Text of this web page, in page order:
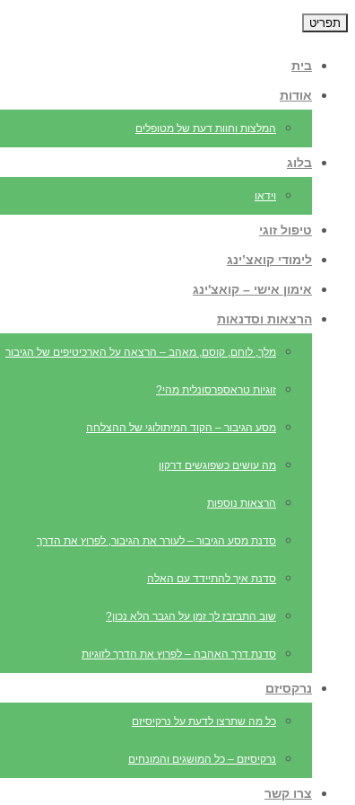
תפריט
בית
אודות
המלצות וחוות דעת של מטופלים
בלוג
וידאו
טיפול זוגי
לימודי קואצ’ינג
אימון אישי – קואצ'ינג
הרצאות וסדנאות
מלך, לוחם, קוסם, מאהב – הרצאה על הארכיטיפים של הגיבור
זוגיות טראספרסונלית מהי?
מסע הגיבור – הקוד המיתולוגי של ההצלחה
מה עושים כשפוגשים דרקון
הרצאות נוספות
סדנת מסע הגיבור – לעורר את הגיבור, לפרוץ את הדרך
סדנת איך להתיידד עם האלה
שוב התבזבז לך זמן על הגבר הלא נכון?
סדנת דרך האהבה – לפרוץ את הדרך לזוגיות
נרקסיזם
כל מה שתרצו לדעת על נרקיסיזם
נרקיסיזם – כל המושגים והמונחים
צרו קשר